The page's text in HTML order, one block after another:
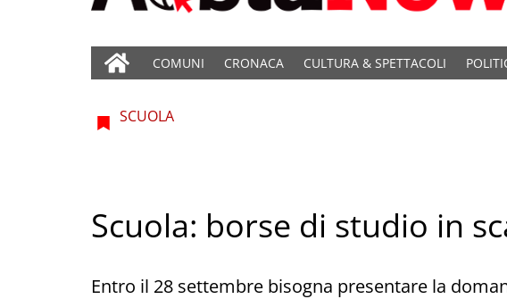
COMUNI CRONACA CULTURA & SPETTACOLI
SCUOLA
Scuola: borse di studio in
Entro il 28 settembre bisogna presentare la